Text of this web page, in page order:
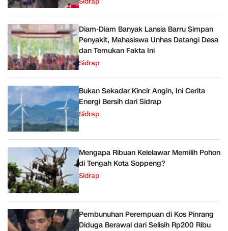
Diam-Diam Banyak Lansia Barru Simpan
Penyakit, Mahasiswa Unhas Datangi Desa
dan Temukan Fakta Ini
Sidrap
Bukan Sekadar Kincir Angin, Ini Cerita
Energi Bersih dari Sidrap
Sidrap
Mengapa Ribuan Kelelawar Memilih Pohon
di Tengah Kota Soppeng?
Sidrap
Pembunuhan Perempuan di Kos Pinrang
Diduga Berawal dari Selisih Rp200 Ribu